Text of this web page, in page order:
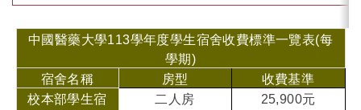
中國醫藥大學113學年度學生宿舍收費標準一覽表(每
學期)
宿舍名稱
房型
收費基準
校本部學生宿
二人房 25,900元